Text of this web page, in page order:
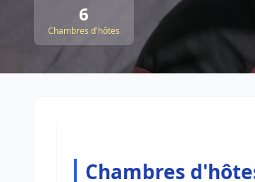
6
Chambres d'hôtes
Chambres